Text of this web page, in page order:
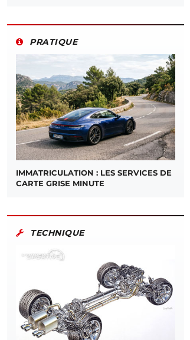
PRATIQUE
IMMATRICULATION : LES SERVICES DE
CARTE GRISE MINUTE
TECHNIQUE